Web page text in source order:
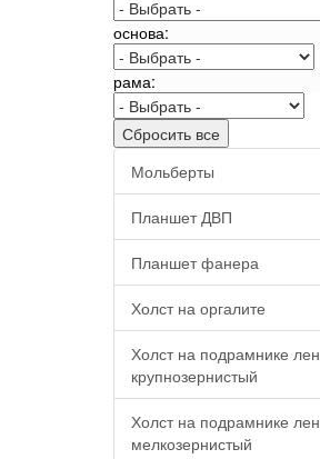
основа:
рама:
Мольберты
Планшет ДВП
Планшет фанера
Холст на оргалите
Холст на подрамнике лен
крупнозернистый
Холст на подрамнике лен
мелкозернистый